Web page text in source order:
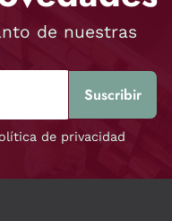
de nuestras
de privacidad